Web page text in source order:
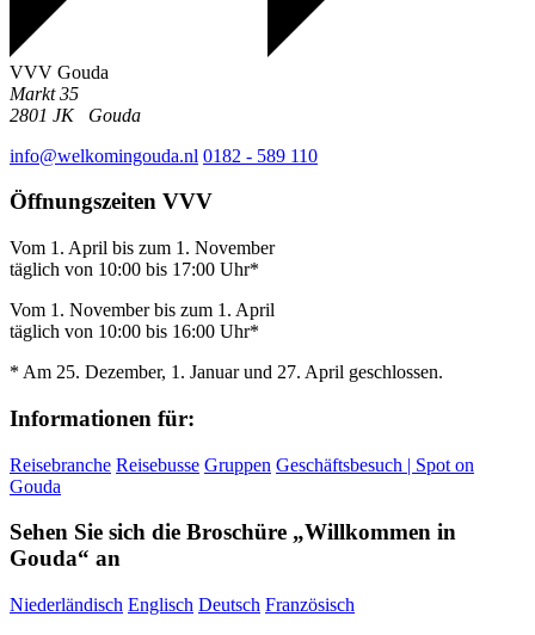
VVV Gouda
Markt 35
2801 JK
Gouda
info@welkomingouda.nl 0182 - 589 110
Öffnungszeiten VVV
Vom 1. April bis zum 1. November
täglich von 10:00 bis 17:00 Uhr*
Vom 1. November bis zum 1. April
täglich von 10:00 bis 16:00 Uhr*
* Am 25. Dezember, 1. Januar und 27. April geschlossen.
Informationen für:
Reisebranche Reisebusse Gruppen Geschäftsbesuch | Spot on
Gouda
Sehen Sie sich die Broschüre „Willkommen in
Gouda“ an
Niederländisch Englisch Deutsch Französisch